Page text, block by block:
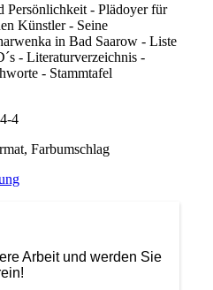
Persönlichkeit - Plädoyer für
Künstler - Seine
in Bad Saarow - Liste
- Literaturverzeichnis -
- Stammtafel
4
Farbumschlag
Arbeit und werden Sie